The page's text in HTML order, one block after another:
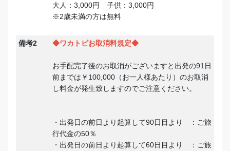
大人：3,000円 子供：3,000円
※2歳未満の方は無料
備考2 ◆ワカトビお取消料規定◆
お手配完了後のお取消がございますと出発の91日
前までは￥100,000（お一人様あたり）のお取消
し料金が発生致しますのでご注意ください。
・出発日の前日より起算して90日目より ：ご旅
行代金の50％
・出発日の前日より起算して60日目より ：ご旅